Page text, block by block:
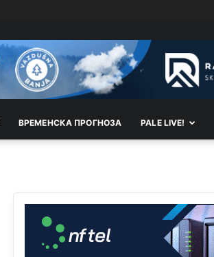
ВРEМEНСКА ПРОГНОЗА PALE LIVE!
Анонимно2806721 јуче 2:27
Kuniocu ide q u guz...
Анонимно2808843
reconquista
vjeka,neko rece za Radovana i Ratka kaki
srbi...i poce dalje da besjedi znam ja
bilo u Ag-ci...
Анонимно2810587